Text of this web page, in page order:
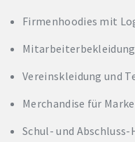
Firmenhoodies mit
Mitarbeiterbekleidung
Vereinskleidung und
Merchandise für
Schul- und Abschluss-